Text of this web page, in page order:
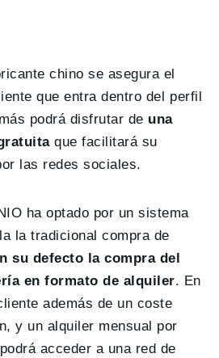
chino se asegura el
que entra dentro del perfil
podrá disfrutar de una
que facilitará su
las redes sociales.
ha optado por un sistema
la tradicional compra de
su defecto la compra del
en formato de alquiler. En
además de un coste
y un alquiler mensual por
acceder a una red de